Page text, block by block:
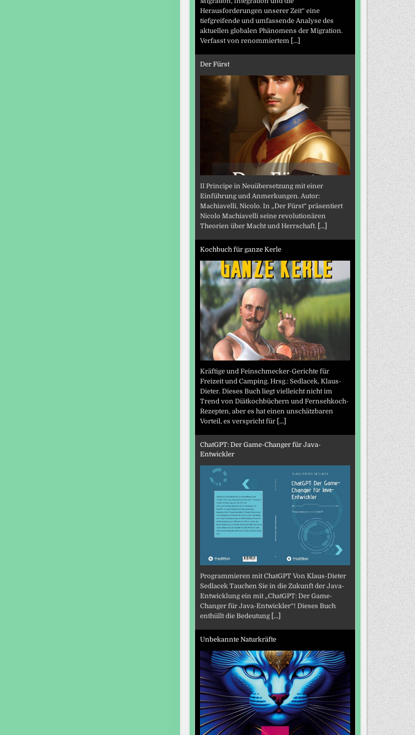
Herausforderungen unserer Zeit“ eine
tiefgreifende und umfassende Analyse des
aktuellen globalen Phänomens der Migration.
Verfasst von renommiertem [...]
Der Fürst
Il Principe in Neuübersetzung mit einer
Einführung und Anmerkungen. Autor:
Machiavelli, Nicolo. In „Der Fürst“ präsentiert
Nicolo Machiavelli seine revolutionären
Theorien über Macht und Herrschaft. [...]
Kochbuch für ganze Kerle
Kräftige und Feinschmecker-Gerichte für
Freizeit und Camping. Hrsg.: Sedlacek, Klaus-
Dieter. Dieses Buch liegt vielleicht nicht im
Trend von Diätkochbüchern und Fernsehkoch-
Rezepten, aber es hat einen unschätzbaren
Vorteil, es verspricht für [...]
ChatGPT: Der Game-Changer für Java-
Entwickler
Programmieren mit ChatGPT Von Klaus-Dieter
Sedlacek Tauchen Sie in die Zukunft der Java-
Entwicklung ein mit „ChatGPT: Der Game-
Changer für Java-Entwickler“! Dieses Buch
enthüllt die Bedeutung [...]
Unbekannte Naturkräfte